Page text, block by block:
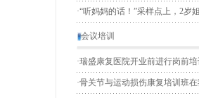
·“听妈妈的话！”采样点上，2岁
会议培训
·瑞盛康复医院开业前进行岗前培
·骨关节与运动损伤康复培训班